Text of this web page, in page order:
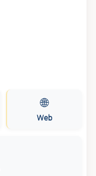
🌐
Web